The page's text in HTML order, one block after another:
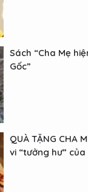
Sách “Cha Mẹ
Gốc”
QUÀ TẶNG CHA
vi “tưởng hư” của